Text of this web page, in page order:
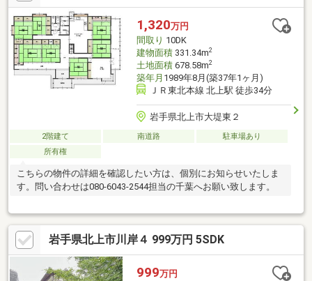
1,320万円
間取り 10DK
建物面積331.34m2
土地面積678.58m2
築年月 1989年8月(築37年1ヶ月)
ＪＲ東北本線 北上駅 徒歩34分
岩手県北上市大堤東２
2階建て 南道路
駐車場あり
所有権
こちらの物件の詳細を確認したい方は、個別にお知らせいたしま
す。問い合わせは080-6043-2544担当の千葉へお願い致します。
岩手県北上市川岸４ 999万円 5SDK
999万円